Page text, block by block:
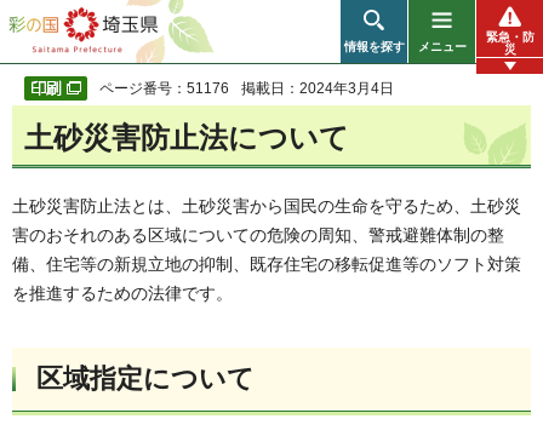
彩の国 埼玉県
情報を探す メニュー
緊急・防
災
ページ番号：51176 掲載日：2024年3月4日
土砂災害防止法について
土砂災害防止法とは、土砂災害から国民の生命を守るため、土砂災
害のおそれのある区域についての危険の周知、警戒避難体制の整
備、住宅等の新規立地の抑制、既存住宅の移転促進等のソフト対策
を推進するための法律です。
区域指定について